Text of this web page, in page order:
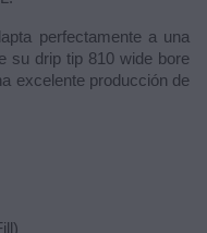
perfectamente a una
su drip tip 810 wide bore
excelente producción de